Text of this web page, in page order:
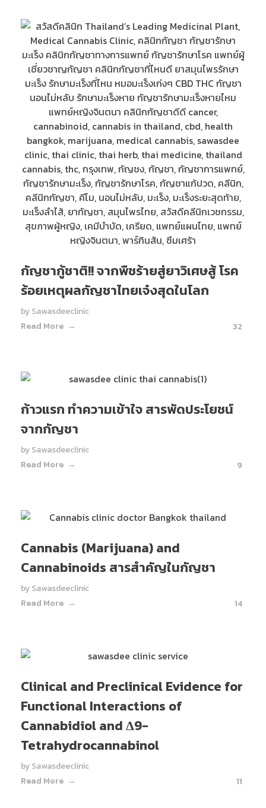
กัญชากู้ชาติ!! จากพืชร้ายสู่ยาวิเศษสู้ โรค
ร้อยเหตุผลกัญชาไทยเจ๋งสุดในโลก
bySawasdeeclinic
Read More
32
ก้าวแรก ทำความเข้าใจ สารพัดประโยชน์
จากกัญชา
bySawasdeeclinic
Read More
9
Cannabis (Marijuana) and
Cannabinoids สารสำคัญในกัญชา
bySawasdeeclinic
Read More
14
Clinical and Preclinical Evidence for
Functional Interactions of
Cannabidiol and Δ9-
Tetrahydrocannabinol
bySawasdeeclinic
Read More
11